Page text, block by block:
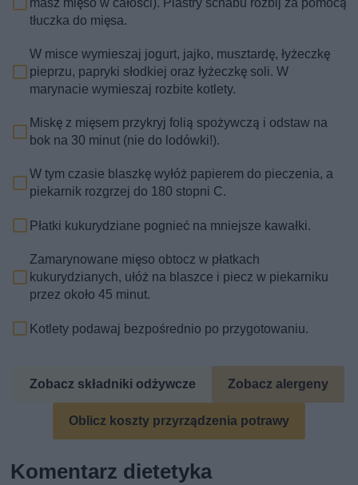
tłuczka do mięsa.
W misce wymieszaj jogurt, jajko, musztardę, łyżeczkę
pieprzu, papryki słodkiej oraz łyżeczkę soli. W
marynacie wymieszaj rozbite kotlety.
Miskę z mięsem przykryj folią spożywczą i odstaw na
bok na 30 minut (nie do lodówki!).
W tym czasie blaszkę wyłóż papierem do pieczenia, a
piekarnik rozgrzej do 180 stopni C.
Płatki kukurydziane pognieć na mniejsze kawałki.
Zamarynowane mięso obtocz w płatkach
kukurydzianych, ułóż na blaszce i piecz w piekarniku
przez około 45 minut.
Kotlety podawaj bezpośrednio po przygotowaniu.
Zobacz składniki odżywcze Zobacz alergeny
Oblicz koszty przyrządzenia potrawy
Komentarz dietetyka